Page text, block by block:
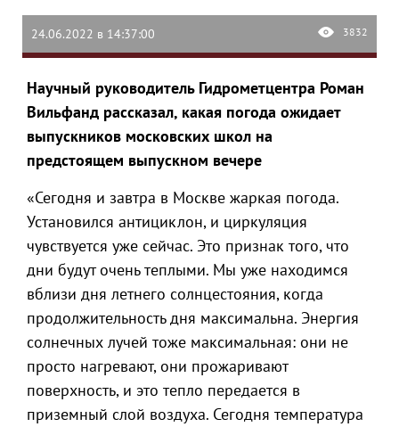
24.06.2022 в 14:37:00 3832
Научный руководитель Гидрометцентра Роман
Вильфанд рассказал, какая погода ожидает
выпускников московских школ на
предстоящем выпускном вечере
«Сегодня и завтра в Москве жаркая погода.
Установился антициклон, и циркуляция
чувствуется уже сейчас. Это признак того, что
дни будут очень теплыми. Мы уже находимся
вблизи дня летнего солнцестояния, когда
продолжительность дня максимальна. Энергия
солнечных лучей тоже максимальная: они не
просто нагревают, они прожаривают
поверхность, и это тепло передается в
приземный слой воздуха. Сегодня температура